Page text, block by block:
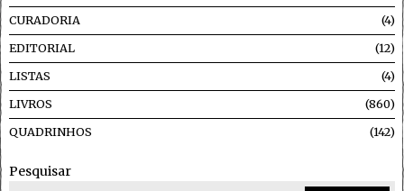
CURADORIA 4
EDITORIAL 12
LISTAS 4
LIVROS 860
QUADRINHOS 142
Pesquisar